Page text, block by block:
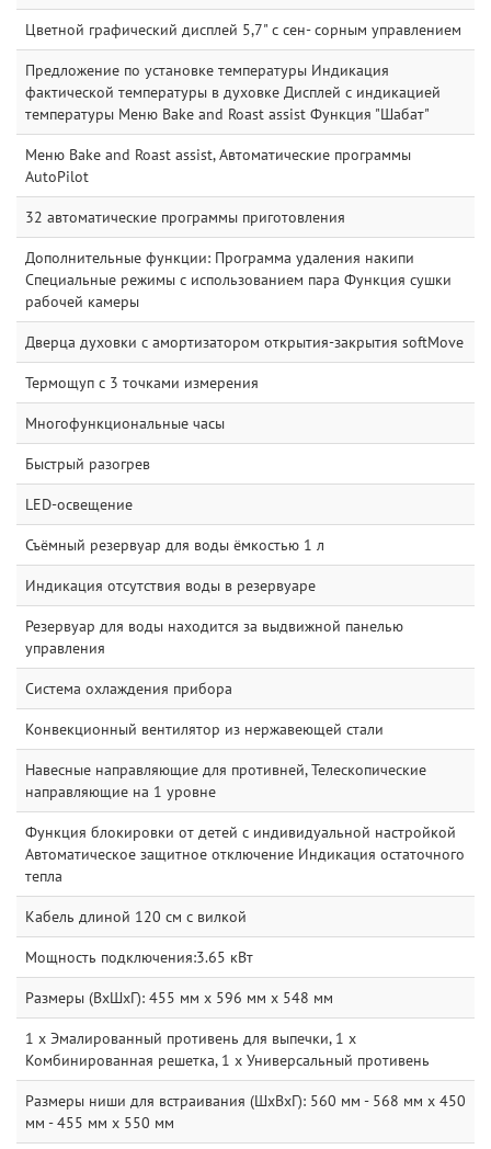
Цветной графический дисплей 5,7" с сен- сорным управлением
Предложение по установке температуры Индикация
фактической температуры в духовке Дисплей с индикацией
температуры Меню Bake and Roast assist Функция "Шабат"
Меню Bake and Roast assist, Автоматические программы
AutoPilot
32 автоматические программы приготовления
Дополнительные функции: Программа удаления накипи
Специальные режимы с использованием пара Функция сушки
рабочей камеры
Дверца духовки с амортизатором открытия-закрытия softMove
Термощуп с 3 точками измерения
Многофункциональные часы
Быстрый разогрев
LED-освещение
Съёмный резервуар для воды ёмкостью 1 л
Индикация отсутствия воды в резервуаре
Резервуар для воды находится за выдвижной панелью
управления
Система охлаждения прибора
Конвекционный вентилятор из нержавеющей стали
Навесные направляющие для противней, Телескопические
направляющие на 1 уровне
Функция блокировки от детей с индивидуальной настройкой
Автоматическое защитное отключение Индикация остаточного
тепла
Кабель длиной 120 см с вилкой
Мощность подключения:3.65 кВт
Размеры (ВxШxГ): 455 мм x 596 мм x 548 мм
1 x Эмалированный противень для выпечки, 1 x
Комбинированная решетка, 1 x Универсальный противень
Размеры ниши для встраивания (ШхВхГ): 560 мм - 568 мм x 450
мм - 455 мм x 550 мм